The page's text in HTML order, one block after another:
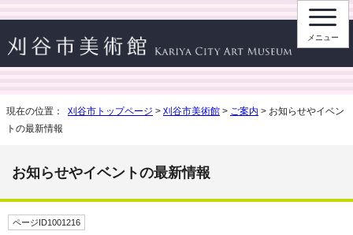
メニュー
現在の位置： 刈谷市トップページ > 刈谷市美術館 > ご案内 > お知らせやイベン
トの最新情報
お知らせやイベントの最新情報
ページID1001216